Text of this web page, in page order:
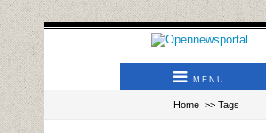
MENU
Home >> Tags